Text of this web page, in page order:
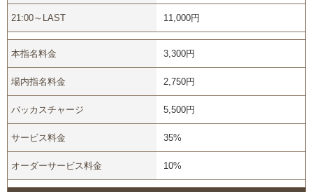
21:00～LAST 11,000円
本指名料金 3,300円
場内指名料金 2,750円
バッカスチャージ 5,500円
サービス料金 35%
オーダーサービス料金 10%